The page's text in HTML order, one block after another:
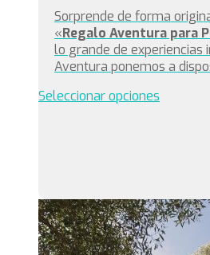
Sorprende de forma
«Regalo Aventura para
lo grande de experiencias
Aventura ponemos a
Seleccionar opciones
opciones
se
pueden
elegir